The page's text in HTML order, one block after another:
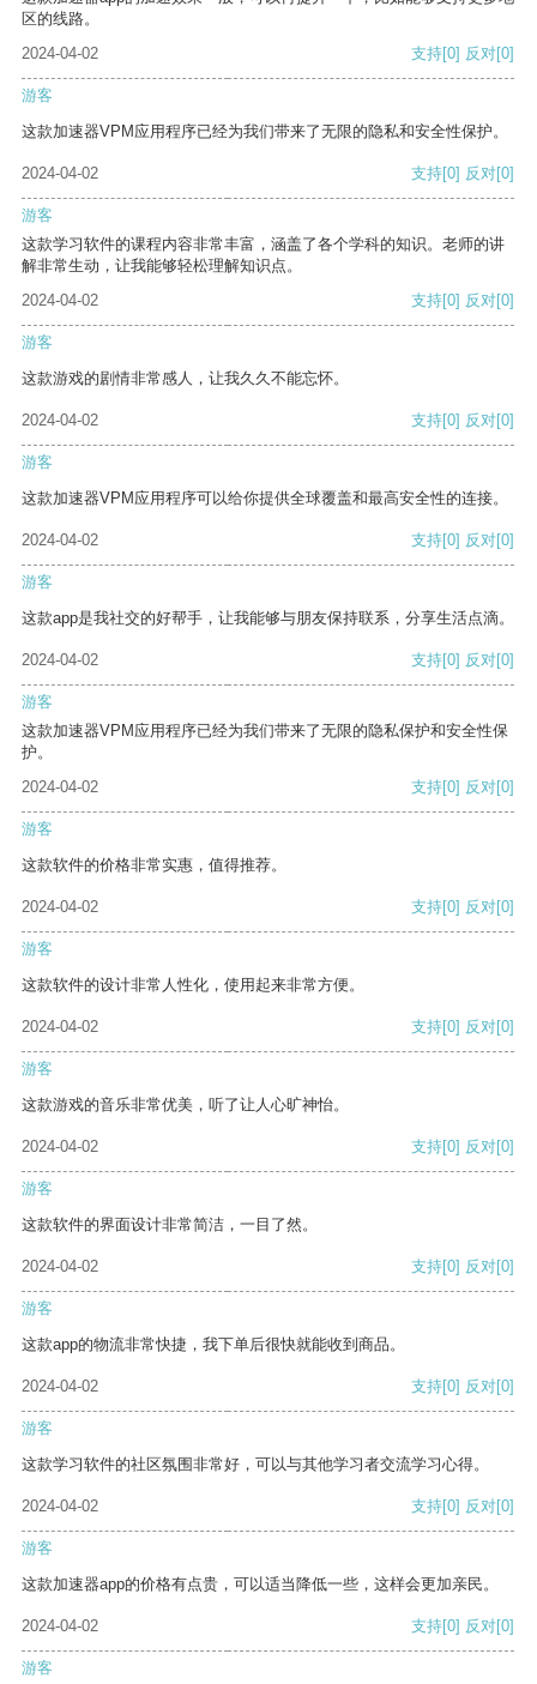
区的线路。
2024-04-02
支持[0] 反对[0]
游客
这款加速器VPM应用程序已经为我们带来了无限的隐私和安全性保护。
2024-04-02 支持[0] 反对[0]
游客
这款学习软件的课程内容非常丰富，涵盖了各个学科的知识。老师的讲
解非常生动，让我能够轻松理解知识点。
2024-04-02
支持[0] 反对[0]
游客
这款游戏的剧情非常感人，让我久久不能忘怀。
2024-04-02 支持[0] 反对[0]
游客
这款加速器VPM应用程序可以给你提供全球覆盖和最高安全性的连接。
2024-04-02 支持[0] 反对[0]
游客
这款app是我社交的好帮手，让我能够与朋友保持联系，分享生活点滴。
2024-04-02 支持[0] 反对[0]
游客
这款加速器VPM应用程序已经为我们带来了无限的隐私保护和安全性保
护。
2024-04-02
支持[0] 反对[0]
游客
这款软件的价格非常实惠，值得推荐。
2024-04-02 支持[0] 反对[0]
游客
这款软件的设计非常人性化，使用起来非常方便。
2024-04-02 支持[0] 反对[0]
游客
这款游戏的音乐非常优美，听了让人心旷神怡。
2024-04-02 支持[0] 反对[0]
游客
这款软件的界面设计非常简洁，一目了然。
2024-04-02 支持[0] 反对[0]
游客
这款app的物流非常快捷，我下单后很快就能收到商品。
2024-04-02 支持[0] 反对[0]
游客
这款学习软件的社区氛围非常好，可以与其他学习者交流学习心得。
2024-04-02 支持[0] 反对[0]
游客
这款加速器app的价格有点贵，可以适当降低一些，这样会更加亲民。
2024-04-02 支持[0] 反对[0]
游客